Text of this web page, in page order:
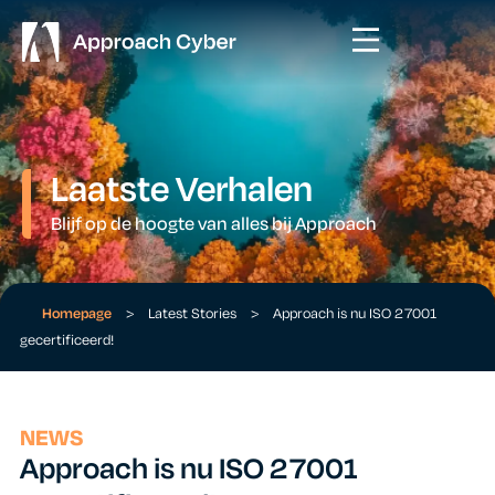
Laatste Verhalen
Blijf op de hoogte van alles bij Approach
Homepage > Latest Stories >
Approach is nu ISO 27001
gecertificeerd!
NEWS
Approach is nu ISO 27001